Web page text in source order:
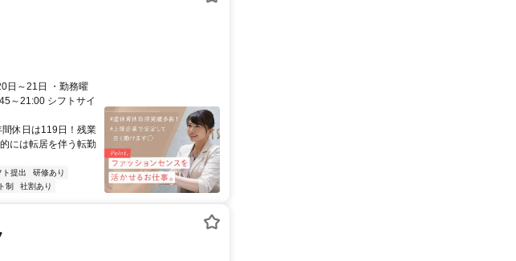
日～21日 ・勤務曜
～21:00 シフトサイ
間休日は119日！残業
には転居を伴う転勤
ト提出
研修あり
制 社割あり